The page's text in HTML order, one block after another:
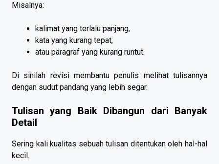
Misalnya:
kalimat yang terlalu panjang,
kata yang kurang tepat,
atau paragraf yang kurang runtut.
Di sinilah revisi membantu penulis melihat tulisannya
dengan sudut pandang yang lebih segar.
Tulisan yang Baik Dibangun dari Banyak
Detail
Sering kali kualitas sebuah tulisan ditentukan oleh hal-hal
kecil.